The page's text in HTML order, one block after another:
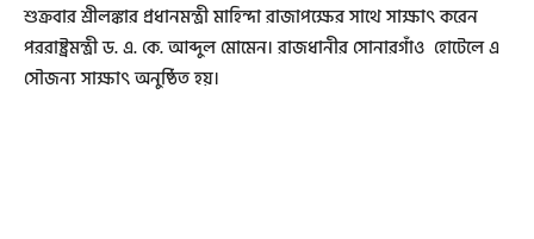
শুক্রবার শ্রীলঙ্কার প্রধানমন্ত্রী মাহিন্দা রাজাপক্ষের সাথে সাক্ষাৎ করেন
পররাষ্ট্রমন্ত্রী ড. এ. কে. আব্দুল মোমেন। রাজধানীর সোনারগাঁও হোটেলে এ
সৌজন্য সাক্ষাৎ অনুষ্ঠিত হয়।